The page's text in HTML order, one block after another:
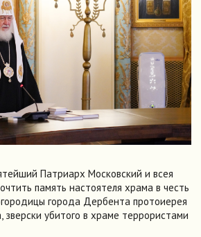
Патриарх Московский и всея
память настоятеля храма в честь
города Дербента протоиерея
зверски убитого в храме террористами